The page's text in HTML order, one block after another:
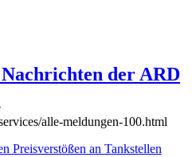
Nachrichten der ARD
alle-meldungen-100.html
Preisverstößen an Tankstellen